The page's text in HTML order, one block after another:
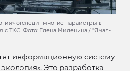
отследит многие параметры в
с ТКО. Фото: Елена Миленина / "Ямал-
информационную систему
Это разработка